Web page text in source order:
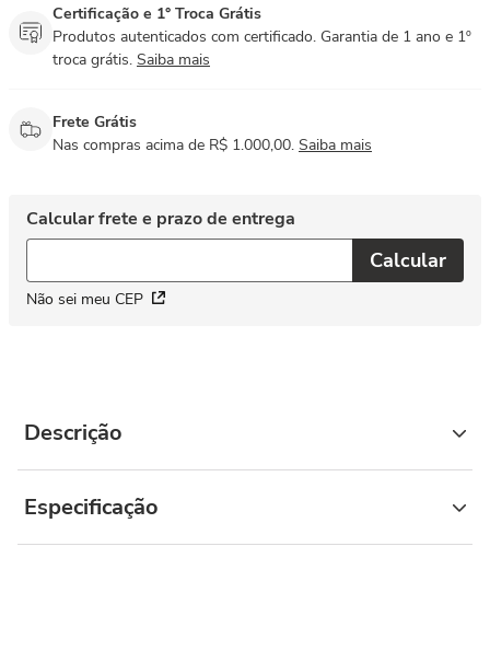
Certificação e 1° Troca Grátis
Produtos autenticados com certificado. Garantia de 1 ano e 1º
troca grátis. Saiba mais
Frete Grátis
Nas compras acima de R$ 1.000,00. Saiba mais
Não sei meu CEP
Descrição
Especificação